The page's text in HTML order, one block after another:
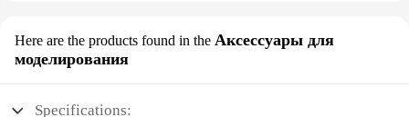
Here are the products found in the Аксессуары для
моделирования
Specifications: